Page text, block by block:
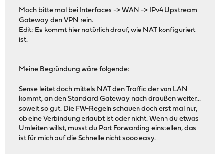
Mach bitte mal bei Interfaces -> WAN -> IPv4 Upstream
Gateway den VPN rein.
Edit: Es kommt hier natürlich drauf, wie NAT konfiguriert
ist.
Meine Begründung wäre folgende:
Sense leitet doch mittels NAT den Traffic der von LAN
kommt, an den Standard Gateway nach draußen weiter...
soweit so gut. Die FW-Regeln schauen doch erst mal nur,
ob eine Verbindung erlaubt ist oder nicht. Wenn du etwas
Umleiten willst, musst du Port Forwarding einstellen, das
ist für mich auf die Schnelle nicht sooo easy.